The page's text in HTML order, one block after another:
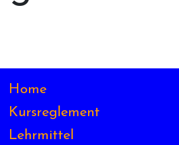
Home
Kursreglement
Lehrmittel